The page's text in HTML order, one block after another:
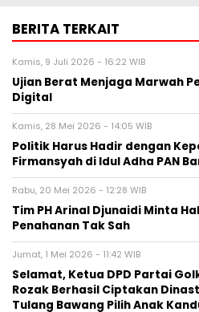
BERITA TERKAIT
Kamis, 9 Juli 2026 - 16:22 WIB
Ujian Berat Menjaga Marwah
Digital
Kamis, 28 Mei 2026 - 14:05 WIB
Politik Harus Hadir dengan
Firmansyah di Idul Adha PAN
Rabu, 20 Mei 2026 - 12:28 WIB
Tim PH Arinal Djunaidi Minta
Penahanan Tak Sah
Jumat, 1 Mei 2026 - 11:42 WIB
Selamat, Ketua DPD Partai
Rozak Berhasil Ciptakan
Tulang Bawang Pilih Anak